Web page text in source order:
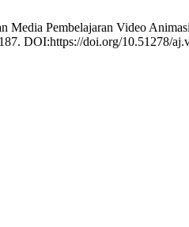
Media Pembelajaran Video
DOI:https://doi.org/10.51278/